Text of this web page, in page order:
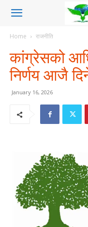
Home राजनीति
कांग्रेसको
निर्णय आजै
January 16, 2026